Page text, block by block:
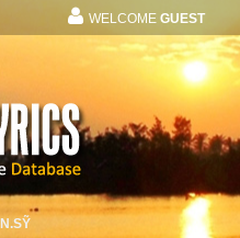
WELCOME GUEST
N.SỸ